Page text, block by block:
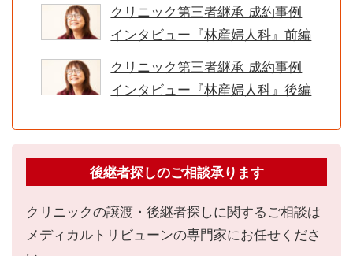
クリニック第三者継承 成約事例
インタビュー『林産婦人科』前編
クリニック第三者継承 成約事例
インタビュー『林産婦人科』後編
後継者探しのご相談承ります
クリニックの譲渡・後継者探しに関するご相談は
メディカルトリビューンの専門家にお任せくださ